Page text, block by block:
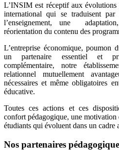
L’INSIM est réceptif aux évolutions
international qui se traduisent
l’enseignement, une
réorientation du contenu des
L’entreprise économique, poumon
un partenaire essentiel et
complémentaire, notre
relationnel mutuellement
nécessaires et même obligatoires
éducative.
Toutes ces actions et ces
confort pédagogique, une motivation
étudiants qui évoluent dans un cadre
Nos partenaires